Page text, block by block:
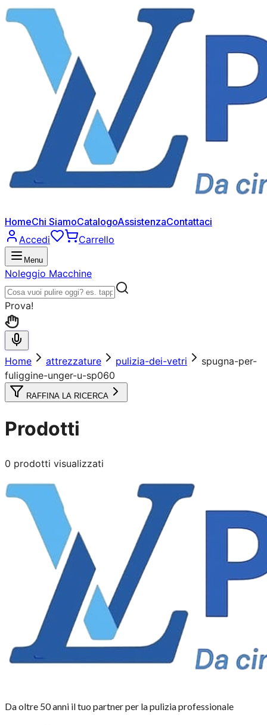
HomeChi SiamoCatalogoAssistenzaContattaci
Accedi
Carrello
Menu
Noleggio Macchine
Prova!
Home attrezzature pulizia-dei-vetri
spugna-per-
fuliggine-unger-u-sp060
RAFFINA LA RICERCA
Prodotti
0 prodotti visualizzati
Da oltre 50 anni il tuo partner per la pulizia professionale